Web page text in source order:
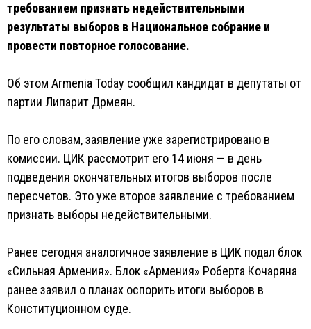
требованием признать недействительными
результаты выборов в Национальное собрание и
провести повторное голосование.
Об этом Armenia Today сообщил кандидат в депутаты от
партии Липарит Дрмеян.
По его словам, заявление уже зарегистрировано в
комиссии. ЦИК рассмотрит его 14 июня — в день
подведения окончательных итогов выборов после
пересчетов. Это уже второе заявление с требованием
признать выборы недействительными.
Ранее сегодня аналогичное заявление в ЦИК подал блок
«Сильная Армения». Блок «Армения» Роберта Кочаряна
ранее заявил о планах оспорить итоги выборов в
Конституционном суде.